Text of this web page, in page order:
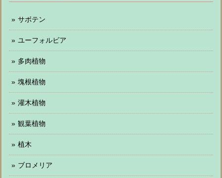
サボテン
ユーフォルビア
多肉植物
塊根植物
灌木植物
観葉植物
植木
ブロメリア